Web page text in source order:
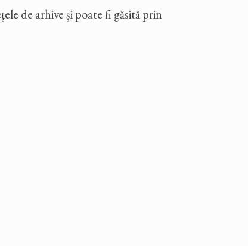
de arhive şi poate fi găsită prin